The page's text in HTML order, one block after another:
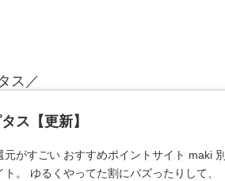
ス／
ス【更新】
がすごい おすすめポイントサイト maki 別
。 ゆるくやってた割にバズったりして、